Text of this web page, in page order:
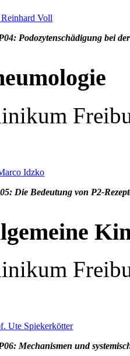
Voll
Podozytenschädigung bei
Idzko
Die Bedeutung von P2-
Ute Spiekerkötter
Mechanismen und